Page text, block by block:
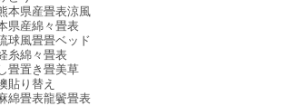
本県産畳表涼風
県産綿々畳表
球風畳畳ベッド
糸綿々畳表
畳置き畳美草
貼り替え
綿畳表龍鬢畳表